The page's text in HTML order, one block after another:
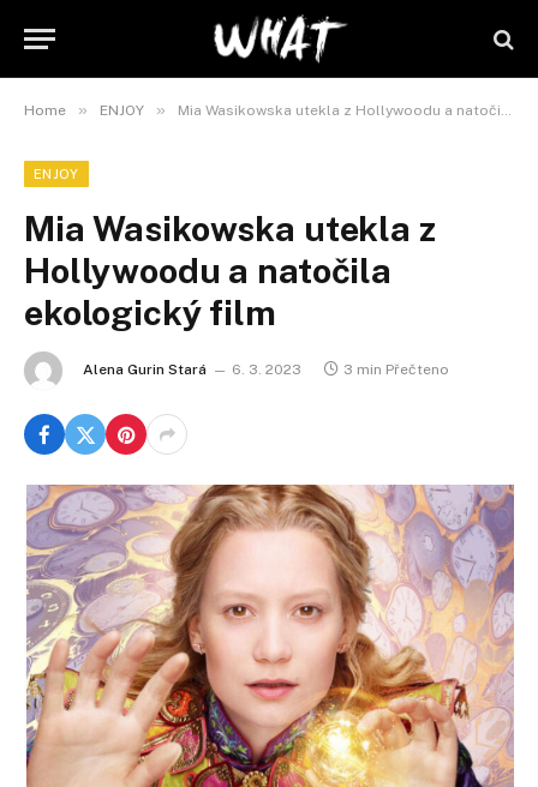
Home » ENJOY » Mia Wasikowska utekla z Hollywoodu a natočila ekologický film
ENJOY
Mia Wasikowska utekla z
Hollywoodu a natočila
ekologický film
Alena Gurin Stará 6. 3. 2023 3 min Přečteno